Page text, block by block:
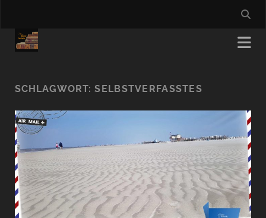
SCHLAGWORT:SELBSTVERFASSTES